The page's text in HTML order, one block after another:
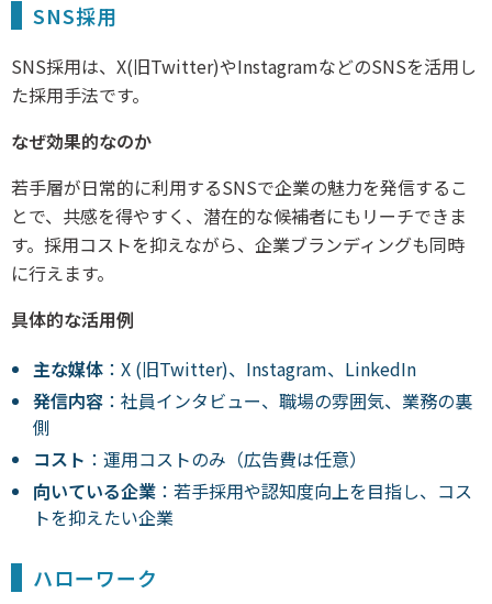
SNS採用
SNS採用は、X(旧Twitter)やInstagramなどのSNSを活用し
た採用手法です。
なぜ効果的なのか
若手層が日常的に利用するSNSで企業の魅力を発信するこ
とで、共感を得やすく、潜在的な候補者にもリーチできま
す。採用コストを抑えながら、企業ブランディングも同時
に行えます。
具体的な活用例
主な媒体 ：X (旧Twitter)、Instagram、LinkedIn
発信内容 ：社員インタビュー、職場の雰囲気、業務の裏
側
コスト ：運用コストのみ（広告費は任意）
向いている企業 ：若手採用や認知度向上を目指し、コス
トを抑えたい企業
ハローワーク